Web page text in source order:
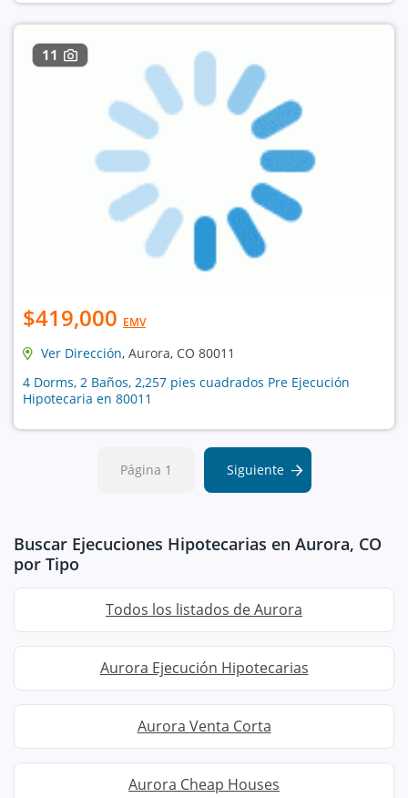
11
$419,000 EMV
Ver Dirección, Aurora, CO 80011
4 Dorms, 2 Baños, 2,257 pies cuadrados Pre Ejecución
Hipotecaria en 80011
Página 1 Siguiente
Buscar Ejecuciones Hipotecarias en Aurora, CO
por Tipo
Todos los listados de Aurora
Aurora Ejecución Hipotecarias
Aurora Venta Corta
Aurora Cheap Houses